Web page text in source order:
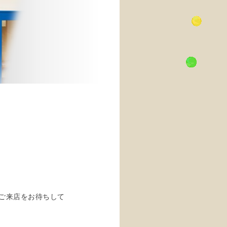
来店をお待ちして